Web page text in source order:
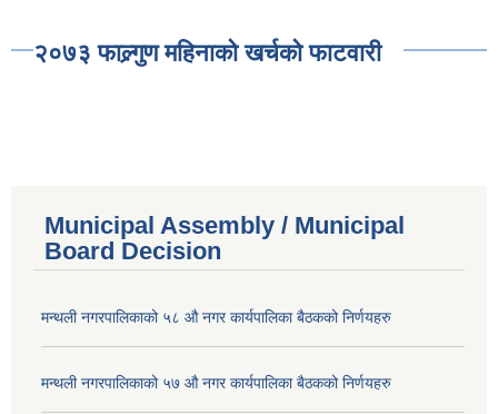
२०७३ फाल्र्गुण महिनाको खर्चको फा‌टवारी
Municipal Assembly / Municipal
Board Decision
मन्थली नगरपालिकाको ५८ औ नगर कार्यपालिका बैठकको निर्णयहरु
मन्थली नगरपालिकाको ५७ औ नगर कार्यपालिका बैठकको निर्णयहरु